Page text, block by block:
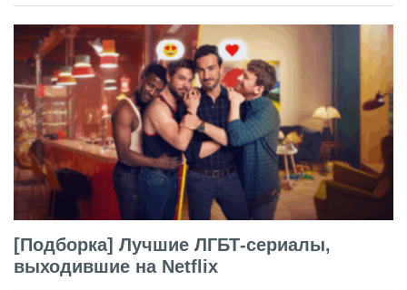
[Подборка] Лучшие ЛГБТ-сериалы,
выходившие на Netflix